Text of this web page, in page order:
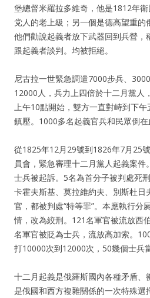
堡總督米羅拉多維奇，他是1812年
党人的老上級；另一個是德高望重的
他們勸說起義者放下武器回到兵營，
跟起義者談判。均被拒絕。
尼古拉一世緊急調遣7000步兵、
12000人，兵力上四倍於十二月黨人
上午10點開始，雙方一直對峙到下
鎮壓。1000多名起義官兵和民眾倒在
從1825年12月29號到1826年7月25
員會，緊急審理十二月黨人起義案
士兵被起訴。5名為首分子被判處死
卡霍夫斯基、莫拉維約夫、別斯杜日
官，都被判處“特等罪”。本應執行分
情，改為絞刑。121名軍官被流放西
名軍官被貶為士兵，流放高加索。
打10000次到12000次，50幾個士兵
十二月起義是俄羅斯國內各種矛盾、
是俄國和西方複雜關係的一次特殊選